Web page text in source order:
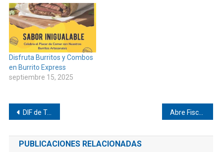
Disfruta Burritos y Combos
en Burrito Express
septiembre 15, 2025
Navegación
de
DIF de Tututepec acerca servicios de rehabilitación a comunidades Abre Fiscalía de Oaxaca oficina de atención regional en Jamiltepec
PUBLICACIONES RELACIONADAS